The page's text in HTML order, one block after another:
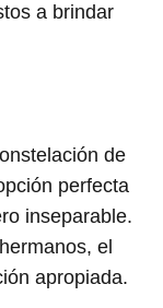
a brindar
de
perfecta
inseparable.
el
apropiada.